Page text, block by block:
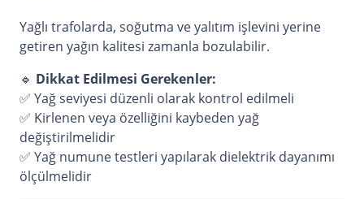
Yağlı trafolarda, soğutma ve yalıtım işlevini yerine
getiren yağın kalitesi zamanla bozulabilir.
🔹 Dikkat Edilmesi Gerekenler:
✅ Yağ seviyesi düzenli olarak kontrol edilmeli
✅ Kirlenen veya özelliğini kaybeden yağ
değiştirilmelidir
✅ Yağ numune testleri yapılarak dielektrik dayanımı
ölçülmelidir